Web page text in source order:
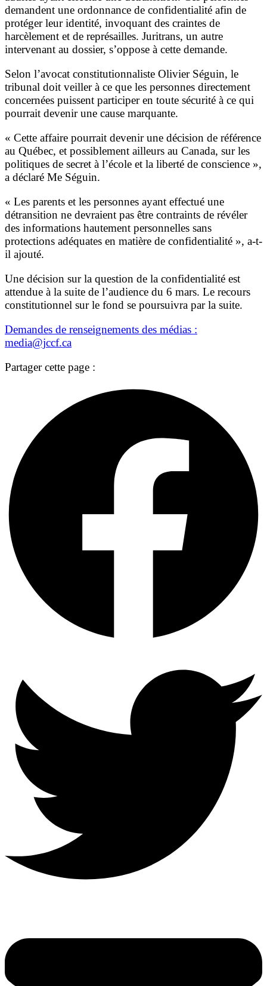
demandent une ordonnance de confidentialité afin de
protéger leur identité, invoquant des craintes de
harcèlement et de représailles. Juritrans, un autre
intervenant au dossier, s’oppose à cette demande.
Selon l’avocat constitutionnaliste Olivier Séguin, le
tribunal doit veiller à ce que les personnes directement
concernées puissent participer en toute sécurité à ce qui
pourrait devenir une cause marquante.
« Cette affaire pourrait devenir une décision de référence
au Québec, et possiblement ailleurs au Canada, sur les
politiques de secret à l’école et la liberté de conscience »,
a déclaré Me Séguin.
« Les parents et les personnes ayant effectué une
détransition ne devraient pas être contraints de révéler
des informations hautement personnelles sans
protections adéquates en matière de confidentialité », a-t-
il ajouté.
Une décision sur la question de la confidentialité est
attendue à la suite de l’audience du 6 mars. Le recours
constitutionnel sur le fond se poursuivra par la suite.
Demandes de renseignements des médias :
media@jccf.ca
Partager cette page :